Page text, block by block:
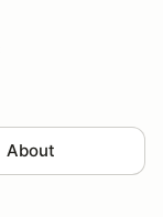
About